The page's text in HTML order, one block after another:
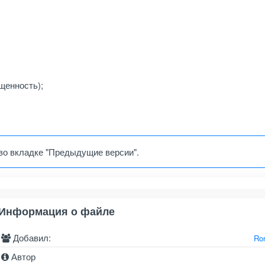
вкладке "Предыдущие версии".
о файле
Добавил:
Автор